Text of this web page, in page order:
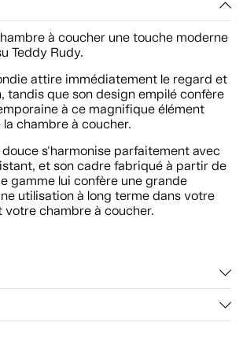
à coucher une touche moderne
Teddy Rudy.
attire immédiatement le regard et
tandis que son design empilé confère
à ce magnifique élément
chambre à coucher.
s'harmonise parfaitement avec
et son cadre fabriqué à partir de
gamme lui confère une grande
utilisation à long terme dans votre
votre chambre à coucher.